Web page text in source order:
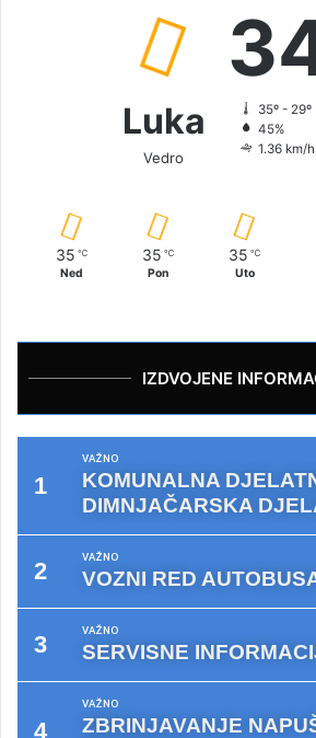
Luka
Vedro
35º - 29º
45%
1.36 km/h
35 ℃
Ned
35 ℃
Pon
35 ℃
Uto
IZDVOJENE
VAŽNO
KOMUNALNA
DIMNJAČARSKA
VAŽNO
VOZNI RED
VAŽNO
SERVISNE
VAŽNO
ZBRINJAVANJE